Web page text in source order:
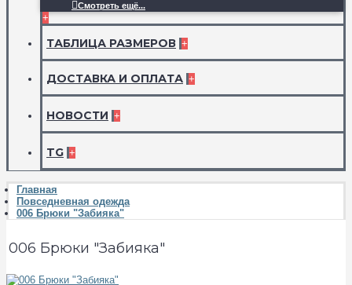
Смотреть ещё...
+
ТАБЛИЦА РАЗМЕРОВ +
ДОСТАВКА И ОПЛАТА +
НОВОСТИ +
TG +
Главная
Повседневная одежда
006 Брюки "Забияка"
006 Брюки "Забияка"